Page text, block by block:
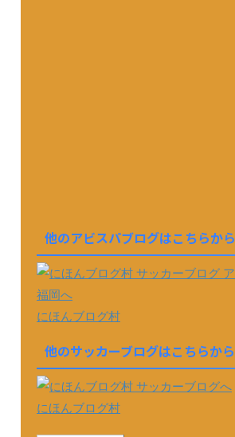
他のアビスパブログはこちらから
にほんブログ村
他のサッカーブログはこちらから
にほんブログ村